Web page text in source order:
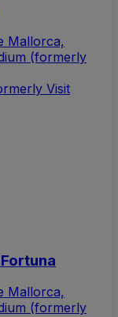
Mallorca,
(formerly
Visit
Mallorca,
(formerly